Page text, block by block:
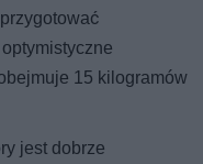
15 kilogramów
jest dobrze